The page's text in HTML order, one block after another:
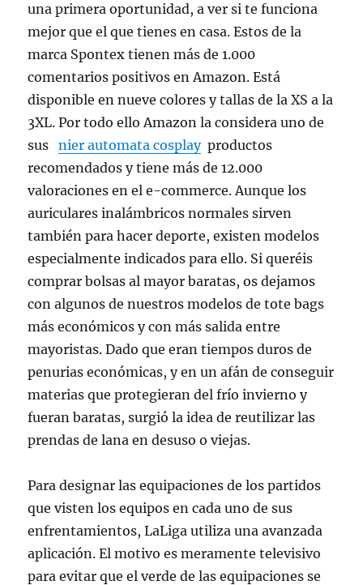
una primera oportunidad, a ver si te funciona
mejor que el que tienes en casa. Estos de la
marca Spontex tienen más de 1.000
comentarios positivos en Amazon. Está
disponible en nueve colores y tallas de la XS a la
3XL. Por todo ello Amazon la considera uno de
susnier automata cosplayproductos
recomendados y tiene más de 12.000
valoraciones en el e-commerce. Aunque los
auriculares inalámbricos normales sirven
también para hacer deporte, existen modelos
especialmente indicados para ello. Si queréis
comprar bolsas al mayor baratas, os dejamos
con algunos de nuestros modelos de tote bags
más económicos y con más salida entre
mayoristas. Dado que eran tiempos duros de
penurias económicas, y en un afán de conseguir
materias que protegieran del frío invierno y
fueran baratas, surgió la idea de reutilizar las
prendas de lana en desuso o viejas.
Para designar las equipaciones de los partidos
que visten los equipos en cada uno de sus
enfrentamientos, LaLiga utiliza una avanzada
aplicación. El motivo es meramente televisivo
para evitar que el verde de las equipaciones se